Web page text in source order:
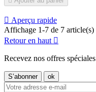
 Aperçu rapide
Affichage 1-7 de 7 article(s)
Retour en haut 
Recevez nos offres spéciales